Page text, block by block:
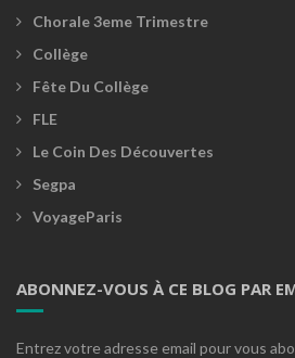
Chorale 3eme Trimestre
Collège
Fête Du Collège
FLE
Le Coin Des Découvertes
Segpa
VoyageParis
ABONNEZ-VOUS À CE BLOG PAR
Entrez votre adresse email pour vous